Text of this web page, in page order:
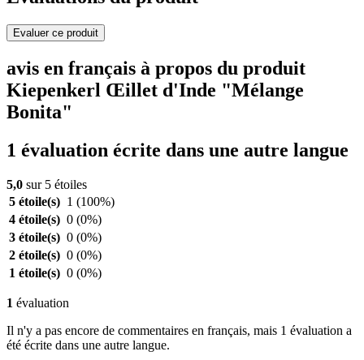
Evaluer ce produit
avis en français à propos du produit
Kiepenkerl Œillet d'Inde "Mélange
Bonita"
1 évaluation écrite dans une autre langue
5,0 sur 5 étoiles
5 étoile(s) 1 (100%)
4 étoile(s) 0 (0%)
3 étoile(s) 0 (0%)
2 étoile(s) 0 (0%)
1 étoile(s) 0 (0%)
1 évaluation
Il n'y a pas encore de commentaires en français, mais 1 évaluation a
été écrite dans une autre langue.